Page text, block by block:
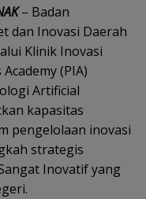
– Badan
dan Inovasi Daerah
Klinik Inovasi
(PIA)
Artificial
kapasitas
pengelolaan inovasi
strategis
Inovatif yang